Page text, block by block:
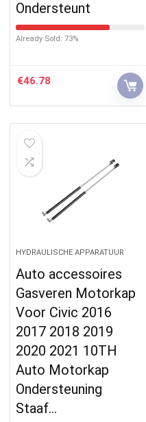
Ondersteunt
Already Sold: 73%
€46.78
HYDRAULISCHE APPARATUUR
Auto accessoires
Gasveren Motorkap
Voor Civic 2016
2017 2018 2019
2020 2021 10TH
Auto Motorkap
Ondersteuning
Staaf…